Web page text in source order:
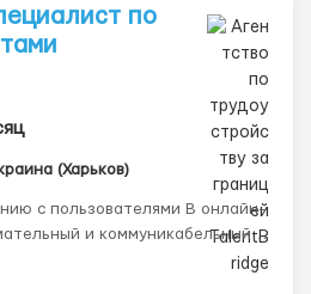
по
(Харьков)
В онлайн-
и коммуникабельный